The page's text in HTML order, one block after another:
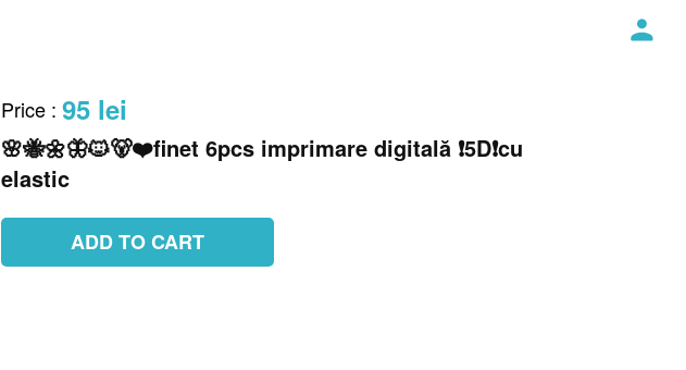
Price : 95 lei
🌸🐝🌼🦋🐱🐻❤️finet 6pcs imprimare digitală ❗️5D❗️cu
elastic
ADD TO CART